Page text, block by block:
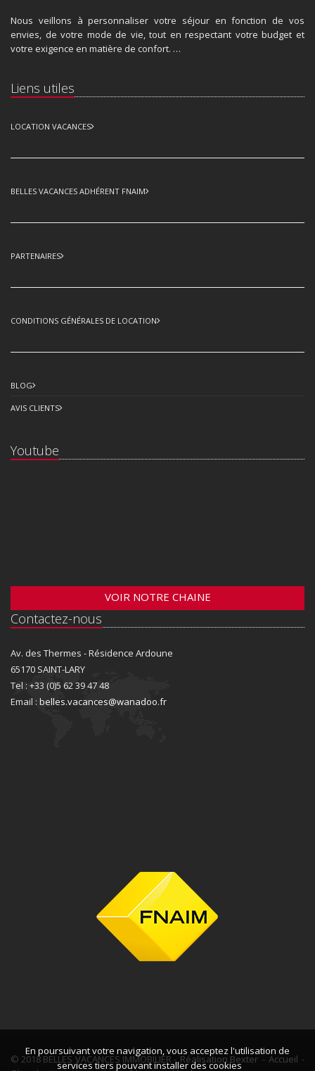
Nous veillons à personnaliser votre séjour en fonction de vos
envies, de votre mode de vie, tout en respectant votre budget et
votre exigence en matière de confort. …
Liens utiles
LOCATION VACANCES
BELLES VACANCES ADHÉRENT FNAIM
PARTENAIRES
CONDITIONS GÉNÉRALES DE LOCATION
BLOG
AVIS CLIENTS
Youtube
VOIR NOTRE CHAINE
Contactez-nous
Av. des Thermes - Résidence Ardoune
65170 SAINT-LARY
Tel : +33 (0)5 62 39 47 48
Email : belles.vacances@wanadoo.fr
© 2018 BELLES VACANCES IMMOBILIER -Réalisation Bexter - Accueil -
En poursuivant votre navigation, vous acceptez l'utilisation de
services tiers pouvant installer des cookies